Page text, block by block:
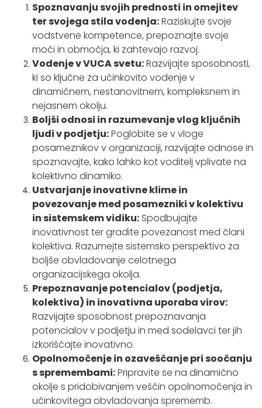
Spoznavanju svojih prednosti in omejitev
ter svojega stila vodenja:Raziskujte svoje
vodstvene kompetence, prepoznajte svoje
moči in območja, ki zahtevajo razvoj.
Vodenje v VUCA svetu:Razvijajte sposobnosti,
ki so ključne za učinkovito vodenje v
dinamičnem, nestanovitnem, kompleksnem in
nejasnem okolju.
Boljši odnosi in razumevanje vlog ključnih
ljudi v podjetju:Poglobite se v vloge
posameznikov v organizaciji, razvijajte odnose in
spoznavajte, kako lahko kot voditelj vplivate na
kolektivno dinamiko.
Ustvarjanje inovativne klime in
povezovanje med posamezniki v kolektivu
in sistemskem vidiku: Spodbujajte
inovativnost ter gradite povezanost med člani
kolektiva. Razumejte sistemsko perspektivo za
boljše obvladovanje celotnega
organizacijskega okolja.
Prepoznavanje potencialov (podjetja,
kolektiva) in inovativna uporaba virov:
Razvijajte sposobnost prepoznavanja
potencialov v podjetju in med sodelavci ter jih
izkoriščajte inovativno.
Opolnomočenje in ozaveščanje pri soočanju
s spremembami:Pripravite se na dinamično
okolje s pridobivanjem veščin opolnomočenja in
učinkovitega obvladovanja sprememb.